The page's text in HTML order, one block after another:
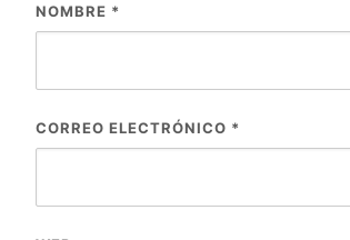
NOMBRE *
CORREO ELECTRÓNICO *